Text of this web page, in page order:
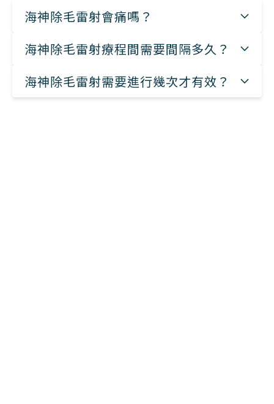
海神除毛雷射會痛嗎？
海神除毛雷射療程間需要間隔多久？
海神除毛雷射需要進行幾次才有效？